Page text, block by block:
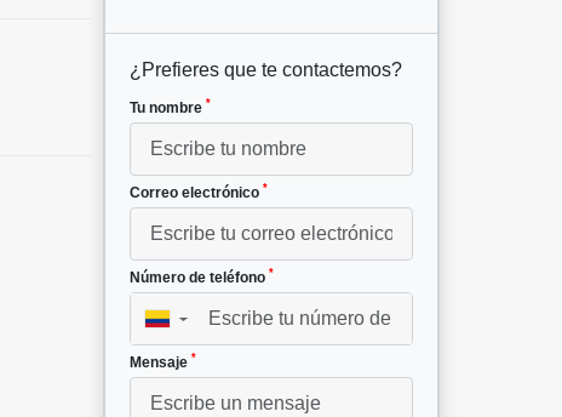
¿Prefieres que te contactemos?
Tu nombre *
Correo electrónico *
Número de teléfono *
▼
Mensaje *